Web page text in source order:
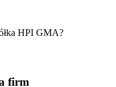
HPI GMA?
firm